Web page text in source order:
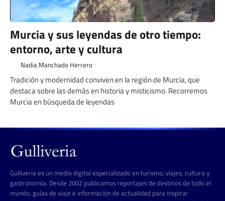
Murcia y sus leyendas de otro tiempo:
entorno, arte y cultura
Nadia Manchado Herrero
Tradición y modernidad conviven en la región de Murcia, que
destaca sobre las demás en historia y misticismo. Recorremos
Murcia en búsqueda de leyendas
Gulliveria es un medio digital especializado en turismo, viajes, cultura y
gastronomía. Desde 2002 publicamos reportajes de destinos de todo el
mundo, guías de viaje e información de actualidad para inspirar